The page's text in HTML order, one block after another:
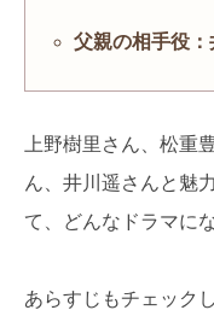
父親の相手役：
上野樹里さん、松重
ん、井川遥さんと魅
て、どんなドラマに
あらすじもチェック